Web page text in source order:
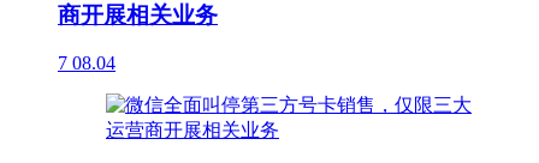
商开展相关业务
7 08.04